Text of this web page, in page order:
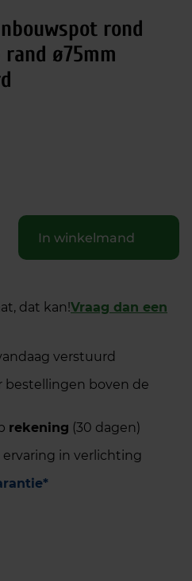
rond
ø75mm
In winkelmand
dat kan!Vraag dan een
verstuurd
bestellingen boven de
rekening (30 dagen)
ervaring in verlichting